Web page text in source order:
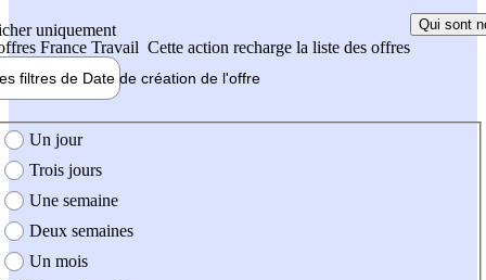
uniquement
France Travail Cette action recharge la liste des offres
Qui sont
filtres de Date de création de l'offre
création de l'offre
Un jour
Trois jours
Une semaine
Deux semaines
Un mois